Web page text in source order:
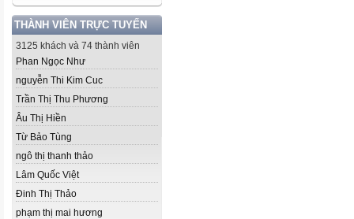
THÀNH VIÊN TRỰC TUYẾN
3125 khách và 74 thành viên
Phan Ngọc Như
nguyễn Thi Kim Cuc
Trần Thị Thu Phương
Âu Thị Hiền
Từ Bảo Tùng
ngô thị thanh thảo
Lâm Quốc Việt
Đinh Thị Thảo
phạm thị mai hương